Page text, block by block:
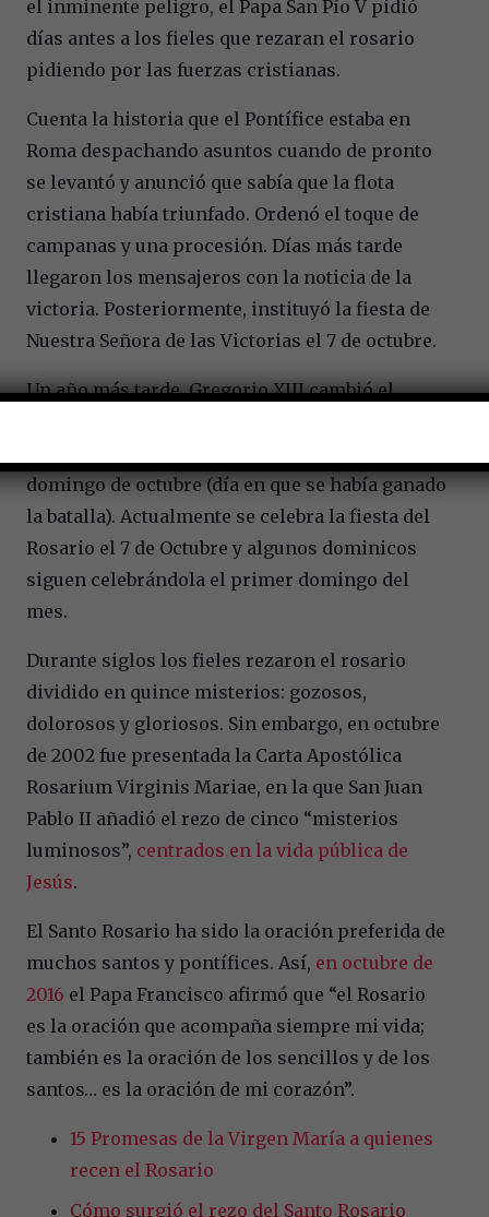
el inminente peligro, el Papa San Pío V pidió
días antes a los fieles que rezaran el rosario
pidiendo por las fuerzas cristianas.
Cuenta la historia que el Pontífice estaba en
Roma despachando asuntos cuando de pronto
se levantó y anunció que sabía que la flota
cristiana había triunfado. Ordenó el toque de
campanas y una procesión. Días más tarde
llegaron los mensajeros con la noticia de la
victoria. Posteriormente, instituyó la fiesta de
Nuestra Señora de las Victorias el 7 de octubre.
Un año más tarde, Gregorio XIII cambió el
domingo de octubre (día en que se había ganado
la batalla). Actualmente se celebra la fiesta del
Rosario el 7 de Octubre y algunos dominicos
siguen celebrándola el primer domingo del
mes.
Durante siglos los fieles rezaron el rosario
dividido en quince misterios: gozosos,
dolorosos y gloriosos. Sin embargo, en octubre
de 2002 fue presentada la Carta Apostólica
Rosarium Virginis Mariae, en la que San Juan
Pablo II añadió el rezo de cinco “misterios
luminosos”, centrados en la vida pública de
Jesús.
El Santo Rosario ha sido la oración preferida de
muchos santos y pontífices. Así, en octubre de
2016 el Papa Francisco afirmó que “el Rosario
es la oración que acompaña siempre mi vida;
también es la oración de los sencillos y de los
santos… es la oración de mi corazón”.
15 Promesas de la Virgen María a quienes
recen el Rosario
Cómo surgió el rezo del Santo Rosario